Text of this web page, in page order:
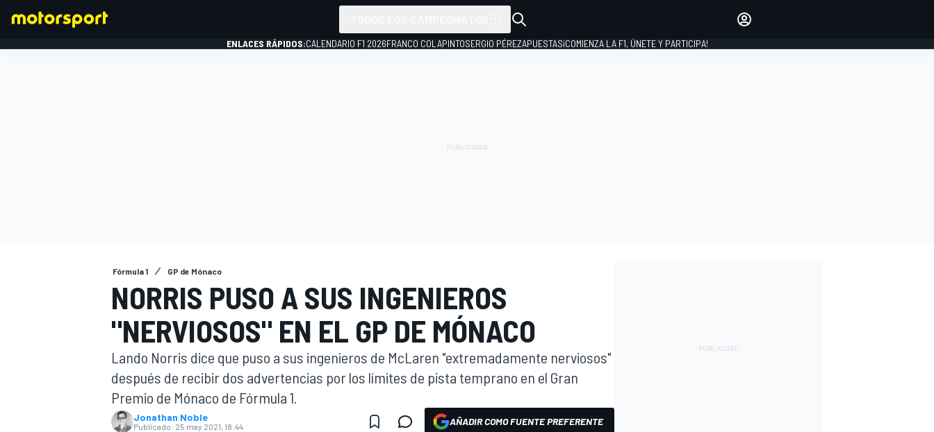
INDYCAR
INICIAR SESIÓN
ENLACES RÁPIDOS:CALENDARIO F1 2026FRANCO COLAPINTOSERGIO PÉREZAPUESTAS¡COMIENZA LA F1, ÚNETE Y PARTICIPA!
Fórmula 1 GP de Mónaco
NORRIS PUSO A SUS INGENIEROS
"NERVIOSOS" EN EL GP DE MÓNACO
Lando Norris dice que puso a sus ingenieros de McLaren "extremadamente nerviosos"
después de recibir dos advertencias por los límites de pista temprano en el Gran
Premio de Mónaco de Fórmula 1.
Jonathan Noble
Publicado: 25 may 2021, 18:44 AÑADIR COMO FUENTE PREFERENTE